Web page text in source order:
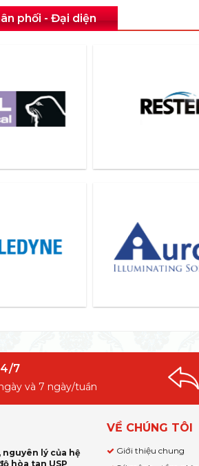
phối - Đại diện
7
và 7 ngày/tuần
nguyên lý của hệ
hòa tan USP
VỀ CHÚNG TÔI
Giới thiệu chung